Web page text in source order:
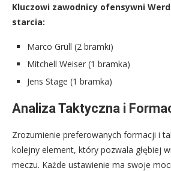
Kluczowi zawodnicy ofensywni
starcia:
Marco Grüll (2 bramki)
Mitchell Weiser (1 bramka)
Jens Stage (1 bramka)
Analiza Taktyczna i
Zrozumienie preferowanych formacji i
kolejny element, który pozwala głębiej
meczu. Każde ustawienie ma swoje